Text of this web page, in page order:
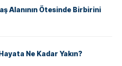
Alanının Ötesinde Birbirini
Ne Kadar Yakın?